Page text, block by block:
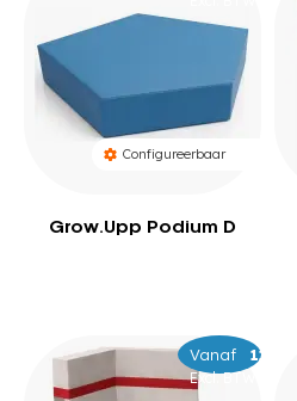
Configureerbaar
Grow.Upp Podium D
Vanaf 1.049
1.189
Excl. BTW